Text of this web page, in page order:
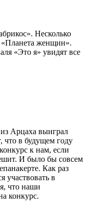
Несколько
«Планета женщин».
«Это я» увидят все
Арцаха выиграл
что в будущем году
к нам, если
И было бы совсем
Как раз
участвовать в
что наши
конкурс.